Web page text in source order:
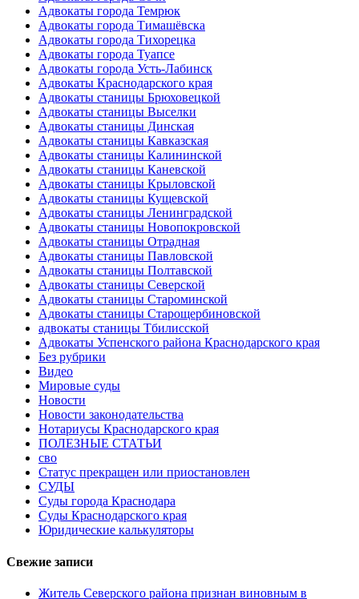
Адвокаты города Темрюк
Адвокаты города Тимашёвска
Адвокаты города Тихорецка
Адвокаты города Туапсе
Адвокаты города Усть-Лабинск
Адвокаты Краснодарского края
Адвокаты станицы Брюховецкой
Адвокаты станицы Выселки
Адвокаты станицы Динская
Адвокаты станицы Кавказская
Адвокаты станицы Калининской
Адвокаты станицы Каневской
Адвокаты станицы Крыловской
Адвокаты станицы Кущевской
Адвокаты станицы Ленинградской
Адвокаты станицы Новопокровской
Адвокаты станицы Отрадная
Адвокаты станицы Павловской
Адвокаты станицы Полтавской
Адвокаты станицы Северской
Адвокаты станицы Староминской
Адвокаты станицы Старощербиновской
адвокаты станицы Тбилисской
Адвокаты Успенского района Краснодарского края
Без рубрики
Видео
Мировые суды
Новости
Новости законодательства
Нотариусы Краснодарского края
ПОЛЕЗНЫЕ СТАТЬИ
сво
Статус прекращен или приостановлен
СУДЫ
Суды города Краснодара
Суды Краснодарского края
Юридические калькуляторы
Свежие записи
Житель Северского района признан виновным в